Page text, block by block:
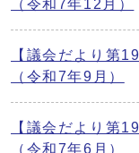
（令和7年12月）
【議会だより第
（令和7年9月）
【議会だより第
（令和7年6月）